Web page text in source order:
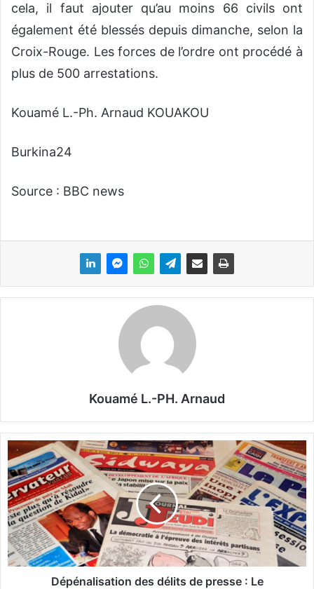
cela, il faut ajouter qu’au moins 66 civils ont
également été blessés depuis dimanche, selon la
Croix-Rouge. Les forces de l’ordre ont procédé à
plus de 500 arrestations.
Kouamé L.-Ph. Arnaud KOUAKOU
Burkina24
Source : BBC news
Kouamé L.-PH. Arnaud
D
é
p
é
n
a
l
i
s
Dépénalisation des délits de presse : Le